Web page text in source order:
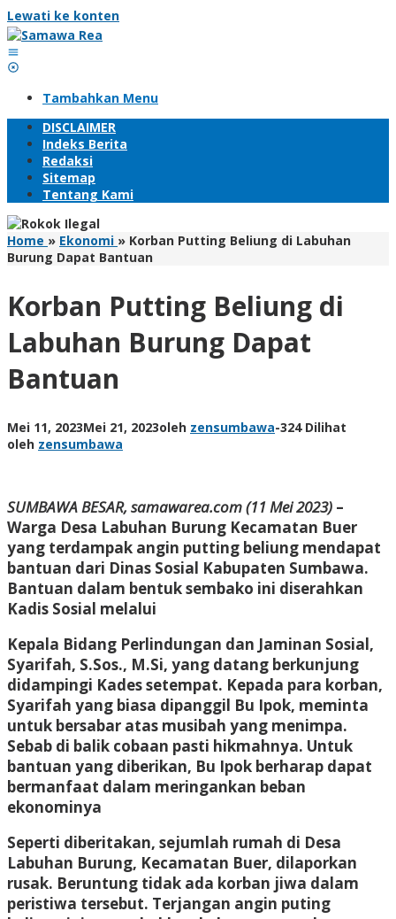
Lewati ke konten
Tambahkan Menu
DISCLAIMER
Indeks Berita
Redaksi
Sitemap
Tentang Kami
Home » Ekonomi » Korban Putting Beliung di Labuhan
Burung Dapat Bantuan
Korban Putting Beliung di
Labuhan Burung Dapat
Bantuan
Mei 11, 2023Mei 21, 2023oleh zensumbawa-324 Dilihat
oleh zensumbawa
SUMBAWA BESAR, samawarea.com (11 Mei 2023) –
Warga Desa Labuhan Burung Kecamatan Buer
yang terdampak angin putting beliung mendapat
bantuan dari Dinas Sosial Kabupaten Sumbawa.
Bantuan dalam bentuk sembako ini diserahkan
Kadis Sosial melalui
Kepala Bidang Perlindungan dan Jaminan Sosial,
Syarifah, S.Sos., M.Si, yang datang berkunjung
didampingi Kades setempat. Kepada para korban,
Syarifah yang biasa dipanggil Bu Ipok, meminta
untuk bersabar atas musibah yang menimpa.
Sebab di balik cobaan pasti hikmahnya. Untuk
bantuan yang diberikan, Bu Ipok berharap dapat
bermanfaat dalam meringankan beban
ekonominya
Seperti diberitakan, sejumlah rumah di Desa
Labuhan Burung, Kecamatan Buer, dilaporkan
rusak. Beruntung tidak ada korban jiwa dalam
peristiwa tersebut. Terjangan angin puting